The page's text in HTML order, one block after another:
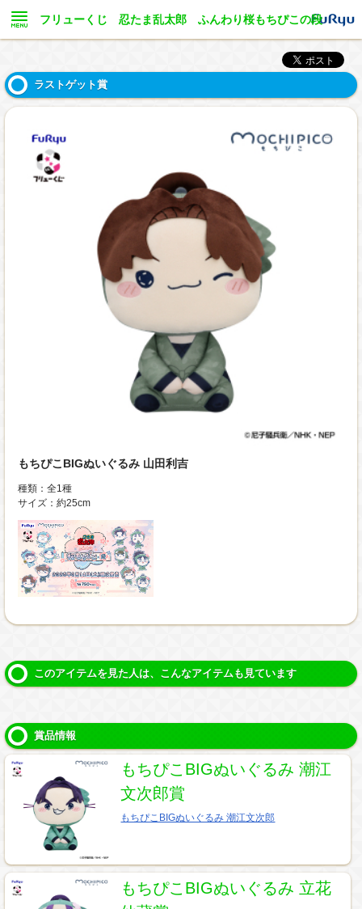
フリューくじ 忍たま乱太郎 ふんわり桜もちぴこの段
ラストゲット賞
もちぴこBIGぬいぐるみ 山田利吉
種類：全1種
サイズ：約25cm
このアイテムを見た人は、こんなアイテムも見ています
賞品情報
もちぴこBIGぬいぐるみ 潮江
文次郎賞
もちぴこBIGぬいぐるみ 潮江文次郎
もちぴこBIGぬいぐるみ 立花